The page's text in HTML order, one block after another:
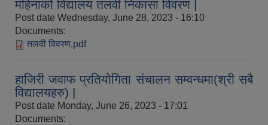
महिनाको विद्यालय तलवी निकासा विवरण |
Post date Wednesday, June 28, 2023 - 16:10
Documents:
तलवी विवरण.pdf
हाजिरी जवाफ प्रतियोगिता संचालन सम्वन्धमा(श्री सबै
विद्यालयहरु) |
Post date Monday, June 26, 2023 - 17:01
Documents: